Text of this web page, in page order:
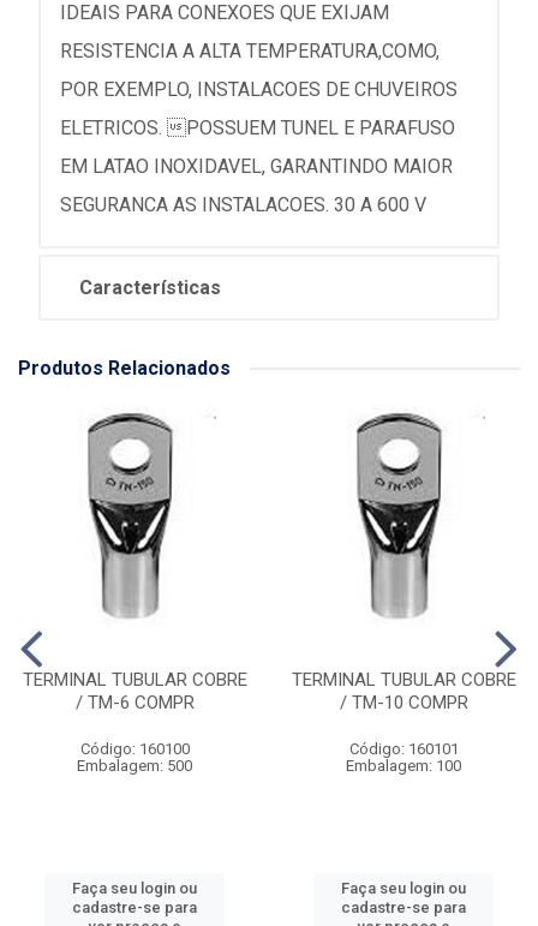
IDEAIS PARA CONEXOES QUE EXIJAM
RESISTENCIA A ALTA TEMPERATURA,COMO,
POR EXEMPLO, INSTALACOES DE CHUVEIROS
ELETRICOS. POSSUEM TUNEL E PARAFUSO
EM LATAO INOXIDAVEL, GARANTINDO MAIOR
SEGURANCA AS INSTALACOES. 30 A 600 V
Características
Produtos Relacionados
TERMINAL TUBULAR COBRE
/ TM-6 COMPR
Código: 160100
Embalagem: 500
Faça seu login ou
cadastre-se para
TERMINAL TUBULAR COBRE
/ TM-10 COMPR
Código: 160101
Embalagem: 100
Faça seu login ou
cadastre-se para